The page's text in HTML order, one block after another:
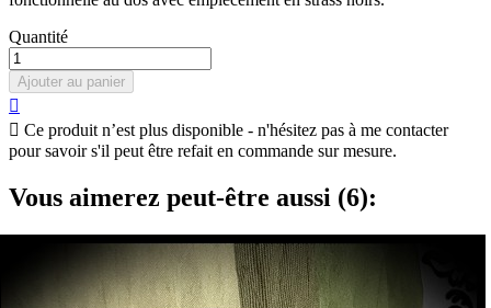
Quantité
Ajouter au panier

 Ce produit n’est plus disponible - n'hésitez pas à me contacter
pour savoir s'il peut être refait en commande sur mesure.
Vous aimerez peut-être aussi (6):